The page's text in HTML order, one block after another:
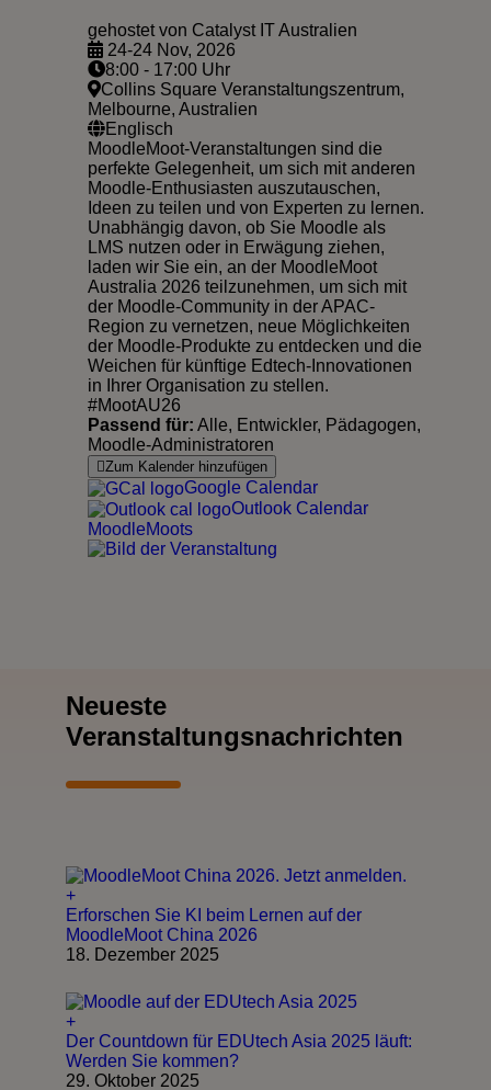
gehostet von Catalyst IT Australien
24-24 Nov, 2026
8:00 - 17:00 Uhr
Collins Square Veranstaltungszentrum,
Melbourne, Australien
Englisch
MoodleMoot-Veranstaltungen sind die
perfekte Gelegenheit, um sich mit anderen
Moodle-Enthusiasten auszutauschen,
Ideen zu teilen und von Experten zu lernen.
Unabhängig davon, ob Sie Moodle als
LMS nutzen oder in Erwägung ziehen,
laden wir Sie ein, an der MoodleMoot
Australia 2026 teilzunehmen, um sich mit
der Moodle-Community in der APAC-
Region zu vernetzen, neue Möglichkeiten
der Moodle-Produkte zu entdecken und die
Weichen für künftige Edtech-Innovationen
in Ihrer Organisation zu stellen.
#MootAU26
Passend für: Alle, Entwickler, Pädagogen,
Moodle-Administratoren
Zum Kalender hinzufügen
Google Calendar
Outlook Calendar
MoodleMoots
Neueste
Veranstaltungsnachrichten
+
Erforschen Sie KI beim Lernen auf der
MoodleMoot China 2026
18. Dezember 2025
+
Der Countdown für EDUtech Asia 2025 läuft:
Werden Sie kommen?
29. Oktober 2025